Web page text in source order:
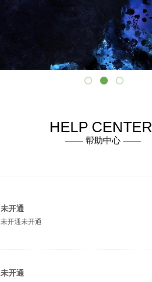
HELP CENTER
—— 帮助中心 ——
未开通
未开通未开通
未开通